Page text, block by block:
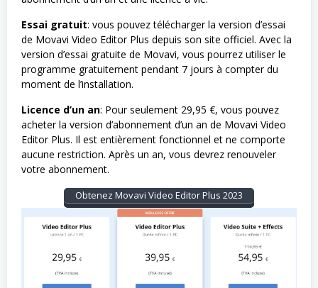
Essai gratuit: vous pouvez télécharger la version d’essai
de Movavi Video Editor Plus depuis son site officiel. Avec la
version d’essai gratuite de Movavi, vous pourrez utiliser le
programme gratuitement pendant 7 jours à compter du
moment de l’installation.
Licence d’un an: Pour seulement 29,95 €, vous pouvez
acheter la version d’abonnement d’un an de Movavi Video
Editor Plus. Il est entièrement fonctionnel et ne comporte
aucune restriction. Après un an, vous devrez renouveler
votre abonnement.
Obtenez Movavi Video Editor Plus 2023